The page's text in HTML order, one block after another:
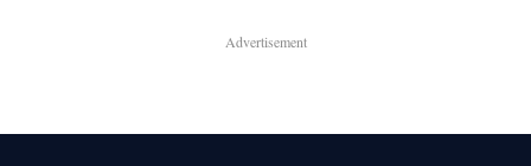
Advertisement